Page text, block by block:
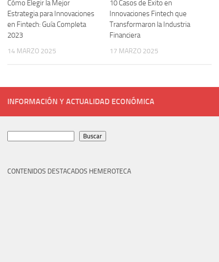
Cómo Elegir la Mejor
Estrategia para Innovaciones
en Fintech: Guía Completa
2023
14 MARZO 2025
10 Casos de Éxito en
Innovaciones Fintech que
Transformaron la Industria
Financiera
17 MARZO 2025
INFORMACIÓN Y ACTUALIDAD ECONÓMICA
Buscar
CONTENIDOS DESTACADOS HEMEROTECA